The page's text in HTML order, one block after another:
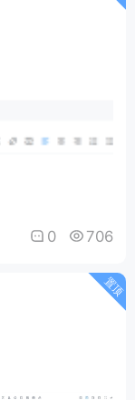
加价不能少
竟然是他。”
0 706
置顶